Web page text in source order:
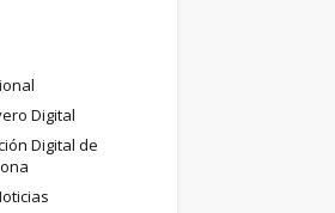
Digital
Digital de